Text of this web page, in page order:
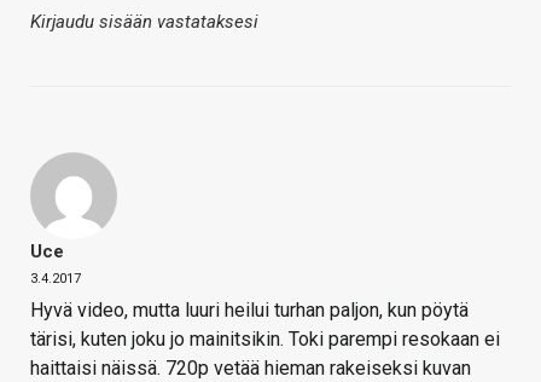
Kirjaudu sisään vastataksesi
Uce
3.4.2017
Hyvä video, mutta luuri heilui turhan paljon, kun pöytä
tärisi, kuten joku jo mainitsikin. Toki parempi resokaan ei
haittaisi näissä. 720p vetää hieman rakeiseksi kuvan